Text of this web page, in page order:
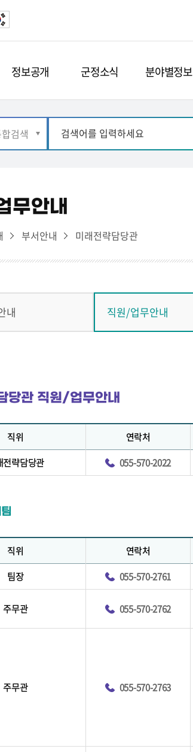
정보공개 군정소식 분야별정보
무안내
부서안내 미래전략담당관
내 직원/업무안내
당관 직원/업무안내
직위 연락처
전략담당관
055-570-2022
직위 연락처
팀장
055-570-2761
주무관 055-570-2762
주무관 055-570-2763